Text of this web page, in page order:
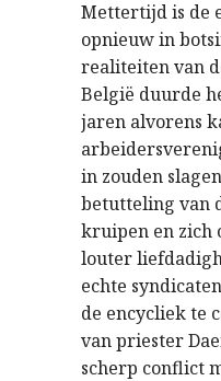
Mettertijd is de
opnieuw in
realiteiten van
België duurde
jaren alvorens
in zouden
betutteling van
kruipen en zich
louter
echte
de encycliek te
van priester
scherp conflict